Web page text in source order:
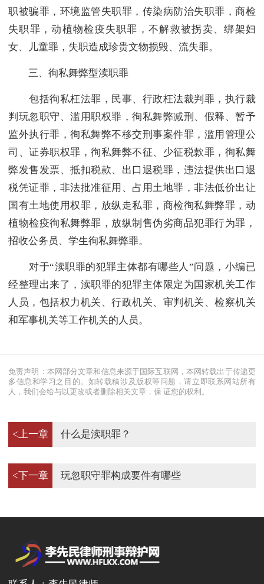
职被骗罪，环境监管失职罪，传染病防治失职罪，商检
失职罪，动植物检疫失职罪，不解救被拐卖、绑架妇
女、儿童罪，失职造成珍贵文物损毁、流失罪。
三、徇私舞弊型渎职罪
包括徇私枉法罪，民事、行政枉法裁判罪，执行裁
判玩忽职守、滥用职权罪，徇私舞弊减刑、假释、暂予
监外执行罪，徇私舞弊不移交刑事案件罪，滥用管理公
司、证券职权罪，徇私舞弊不征、少征税款罪，徇私舞
弊发售发票、抵扣税款、出口退税罪，违法提供出口退
税凭证罪，非法批准征用、占用土地罪，非法低价出让
国有土地使用权罪，放纵走私罪，商检徇私舞弊罪，动
植物检疫徇私舞弊罪，放纵制售伪劣商品犯罪行为罪，
招收公务员、学生徇私舞弊罪。
对于“渎职罪的犯罪主体都有哪些人”问题，小编已
经整理出来了，渎职罪的犯罪主体限定为国家机关工作
人员，包括权力机关、行政机关、审判机关、检察机关
和军事机关等工作机关的人员。
免责声明：本网部分文章和信息来源于国际互联网，本网转载出于传递更
多信息和学习之目的。如转载稿涉及版权等问题，请立即联系网站所有
人，我们会给与以更改或者删除相关文章，保 证您的权利。
<上一章 什么是渎职罪？
<下一章 玩忽职守罪构成要件有哪些